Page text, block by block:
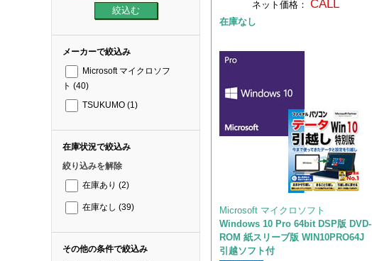
メーカーで絞込み
Microsoft マイクロソフ
ト (40)
TSUKUMO (1)
在庫状況で絞込み
絞り込みを解除
在庫あり (2)
在庫なし (39)
その他の条件で絞込み
ネット価格：
CALL
在庫なし
Microsoft マイクロソフト
Windows 10 Pro 64bit DSP版 DVD-
ROM 紙スリーブ版 WIN10PRO64J
引越ソフト付